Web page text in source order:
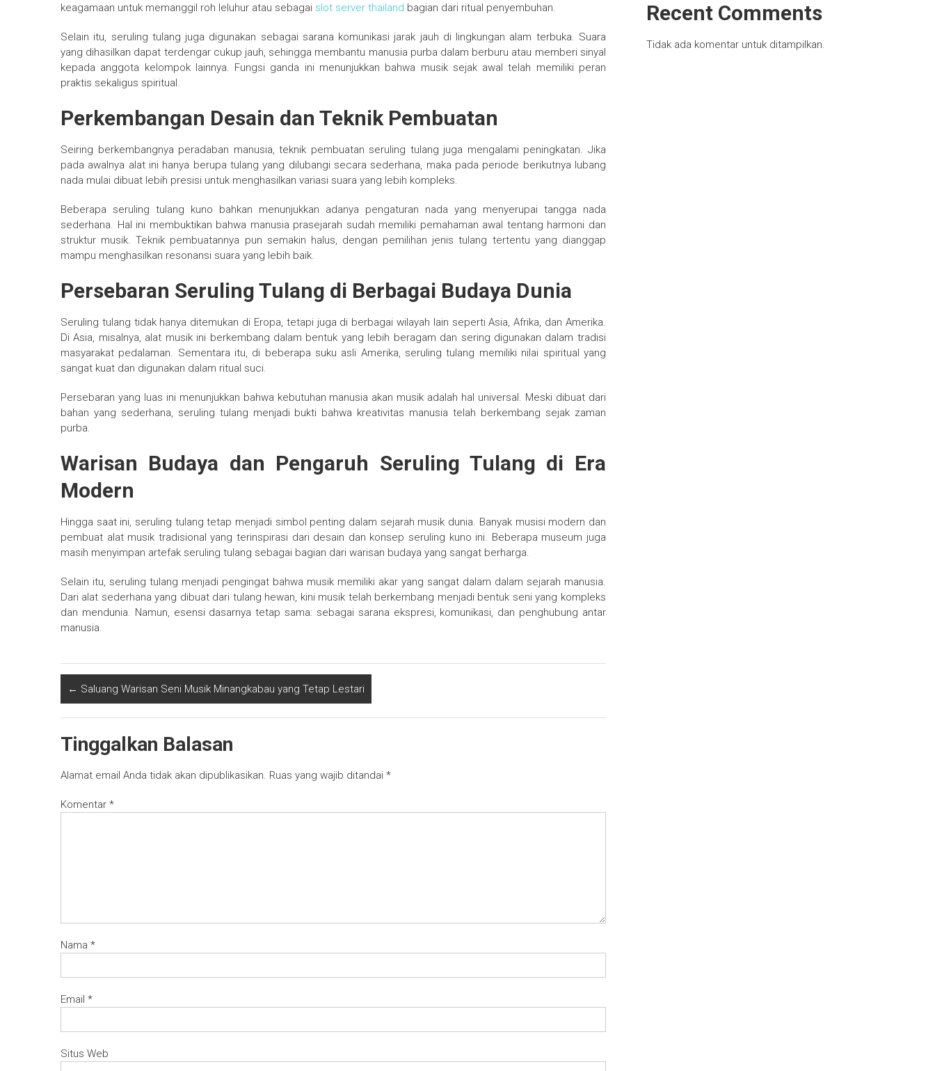
keagamaan untuk memanggil roh leluhur atau sebagai slot server thailand bagian dari ritual penyembuhan.
Selain itu, seruling tulang juga digunakan sebagai sarana komunikasi jarak jauh di lingkungan alam terbuka. Suara
yang dihasilkan dapat terdengar cukup jauh, sehingga membantu manusia purba dalam berburu atau memberi sinyal
kepada anggota kelompok lainnya. Fungsi ganda ini menunjukkan bahwa musik sejak awal telah memiliki peran
praktis sekaligus spiritual.
Perkembangan Desain dan Teknik Pembuatan
Seiring berkembangnya peradaban manusia, teknik pembuatan seruling tulang juga mengalami peningkatan. Jika
pada awalnya alat ini hanya berupa tulang yang dilubangi secara sederhana, maka pada periode berikutnya lubang
nada mulai dibuat lebih presisi untuk menghasilkan variasi suara yang lebih kompleks.
Beberapa seruling tulang kuno bahkan menunjukkan adanya pengaturan nada yang menyerupai tangga nada
sederhana. Hal ini membuktikan bahwa manusia prasejarah sudah memiliki pemahaman awal tentang harmoni dan
struktur musik. Teknik pembuatannya pun semakin halus, dengan pemilihan jenis tulang tertentu yang dianggap
mampu menghasilkan resonansi suara yang lebih baik.
Persebaran Seruling Tulang di Berbagai Budaya Dunia
Seruling tulang tidak hanya ditemukan di Eropa, tetapi juga di berbagai wilayah lain seperti Asia, Afrika, dan Amerika.
Di Asia, misalnya, alat musik ini berkembang dalam bentuk yang lebih beragam dan sering digunakan dalam tradisi
masyarakat pedalaman. Sementara itu, di beberapa suku asli Amerika, seruling tulang memiliki nilai spiritual yang
sangat kuat dan digunakan dalam ritual suci.
Persebaran yang luas ini menunjukkan bahwa kebutuhan manusia akan musik adalah hal universal. Meski dibuat dari
bahan yang sederhana, seruling tulang menjadi bukti bahwa kreativitas manusia telah berkembang sejak zaman
purba.
Warisan Budaya dan Pengaruh Seruling Tulang di Era
Modern
Hingga saat ini, seruling tulang tetap menjadi simbol penting dalam sejarah musik dunia. Banyak musisi modern dan
pembuat alat musik tradisional yang terinspirasi dari desain dan konsep seruling kuno ini. Beberapa museum juga
masih menyimpan artefak seruling tulang sebagai bagian dari warisan budaya yang sangat berharga.
Selain itu, seruling tulang menjadi pengingat bahwa musik memiliki akar yang sangat dalam dalam sejarah manusia.
Dari alat sederhana yang dibuat dari tulang hewan, kini musik telah berkembang menjadi bentuk seni yang kompleks
dan mendunia. Namun, esensi dasarnya tetap sama: sebagai sarana ekspresi, komunikasi, dan penghubung antar
manusia.
← Saluang Warisan Seni Musik Minangkabau yang Tetap Lestari
Tinggalkan Balasan
Alamat email Anda tidak akan dipublikasikan. Ruas yang wajib ditandai *
Komentar *
Nama *
Email *
Situs Web
Recent Comments
Tidak ada komentar untuk ditampilkan.